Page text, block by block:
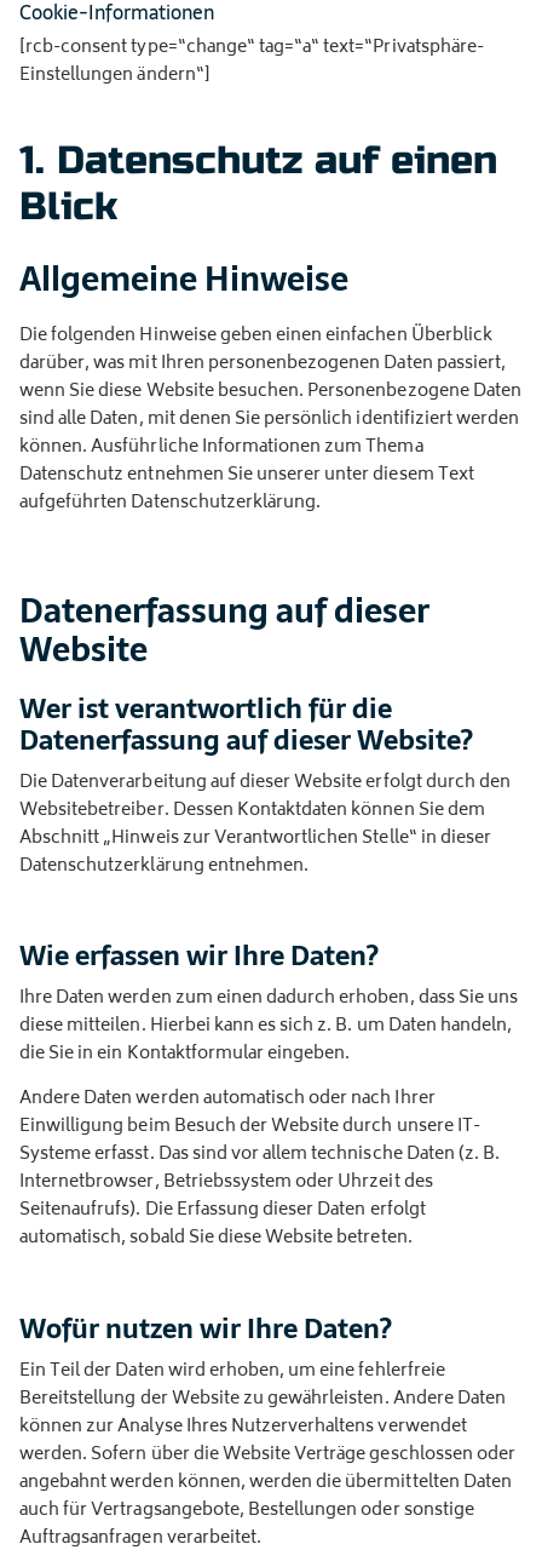
Cookie-Informationen
[rcb-consent type=“change“ tag=“a“ text=“Privatsphäre-
Einstellungen ändern“]
1. Datenschutz auf einen
Blick
Allgemeine Hinweise
Die folgenden Hinweise geben einen einfachen Überblick
darüber, was mit Ihren personenbezogenen Daten passiert,
wenn Sie diese Website besuchen. Personenbezogene Daten
sind alle Daten, mit denen Sie persönlich identifiziert werden
können. Ausführliche Informationen zum Thema
Datenschutz entnehmen Sie unserer unter diesem Text
aufgeführten Datenschutzerklärung.
Datenerfassung auf dieser
Website
Wer ist verantwortlich für die
Datenerfassung auf dieser Website?
Die Datenverarbeitung auf dieser Website erfolgt durch den
Websitebetreiber. Dessen Kontaktdaten können Sie dem
Abschnitt „Hinweis zur Verantwortlichen Stelle“ in dieser
Datenschutzerklärung entnehmen.
Wie erfassen wir Ihre Daten?
Ihre Daten werden zum einen dadurch erhoben, dass Sie uns
diese mitteilen. Hierbei kann es sich z. B. um Daten handeln,
die Sie in ein Kontaktformular eingeben.
Andere Daten werden automatisch oder nach Ihrer
Einwilligung beim Besuch der Website durch unsere IT-
Systeme erfasst. Das sind vor allem technische Daten (z. B.
Internetbrowser, Betriebssystem oder Uhrzeit des
Seitenaufrufs). Die Erfassung dieser Daten erfolgt
automatisch, sobald Sie diese Website betreten.
Wofür nutzen wir Ihre Daten?
Ein Teil der Daten wird erhoben, um eine fehlerfreie
Bereitstellung der Website zu gewährleisten. Andere Daten
können zur Analyse Ihres Nutzerverhaltens verwendet
werden. Sofern über die Website Verträge geschlossen oder
angebahnt werden können, werden die übermittelten Daten
auch für Vertragsangebote, Bestellungen oder sonstige
Auftragsanfragen verarbeitet.